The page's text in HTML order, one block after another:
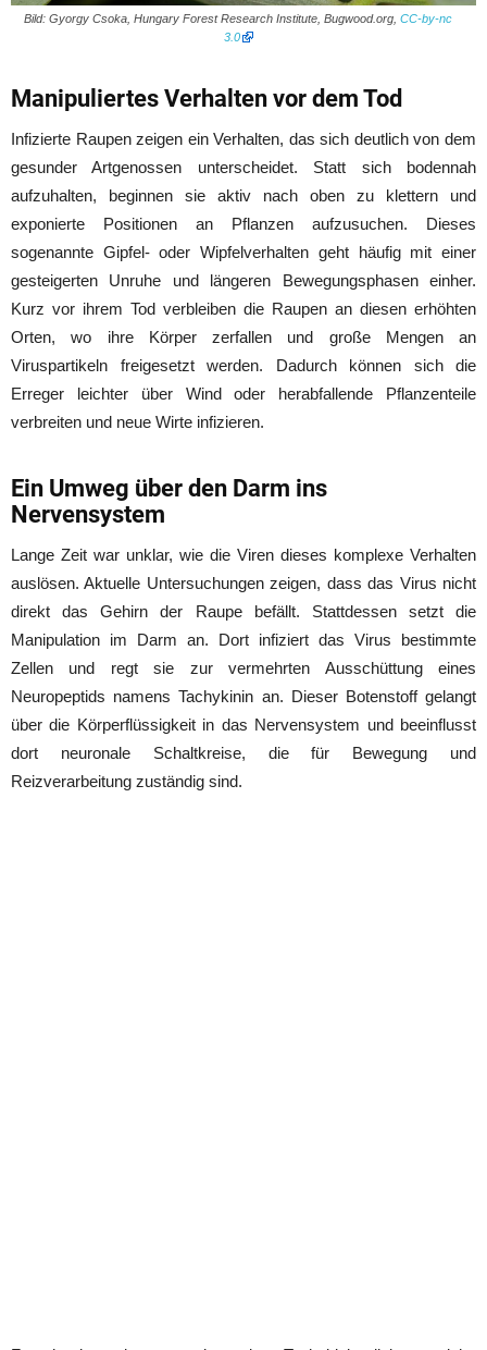
Bild: Gyorgy Csoka, Hungary Forest Research Institute, Bugwood.org, CC-by-nc
3.0
Manipuliertes Verhalten vor dem Tod
Infizierte Raupen zeigen ein Verhalten, das sich deutlich von dem
gesunder Artgenossen unterscheidet. Statt sich bodennah
aufzuhalten, beginnen sie aktiv nach oben zu klettern und
exponierte Positionen an Pflanzen aufzusuchen. Dieses
sogenannte Gipfel- oder Wipfelverhalten geht häufig mit einer
gesteigerten Unruhe und längeren Bewegungsphasen einher.
Kurz vor ihrem Tod verbleiben die Raupen an diesen erhöhten
Orten, wo ihre Körper zerfallen und große Mengen an
Viruspartikeln freigesetzt werden. Dadurch können sich die
Erreger leichter über Wind oder herabfallende Pflanzenteile
verbreiten und neue Wirte infizieren.
Ein Umweg über den Darm ins
Nervensystem
Lange Zeit war unklar, wie die Viren dieses komplexe Verhalten
auslösen. Aktuelle Untersuchungen zeigen, dass das Virus nicht
direkt das Gehirn der Raupe befällt. Stattdessen setzt die
Manipulation im Darm an. Dort infiziert das Virus bestimmte
Zellen und regt sie zur vermehrten Ausschüttung eines
Neuropeptids namens Tachykinin an. Dieser Botenstoff gelangt
über die Körperflüssigkeit in das Nervensystem und beeinflusst
dort neuronale Schaltkreise, die für Bewegung und
Reizverarbeitung zuständig sind.